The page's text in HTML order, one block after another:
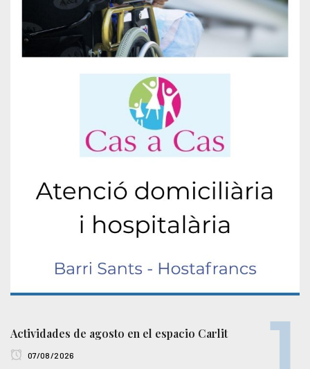
Actividades de agosto en el espacio Carlit
07/08/2026